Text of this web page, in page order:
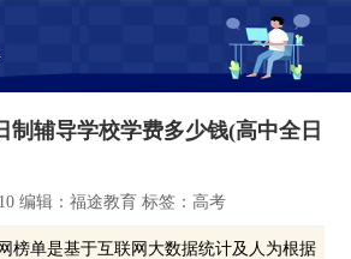
制辅导学校学费多少钱(高中全日
编辑：福途教育 标签：高考
榜单是基于互联网大数据统计及人为根据